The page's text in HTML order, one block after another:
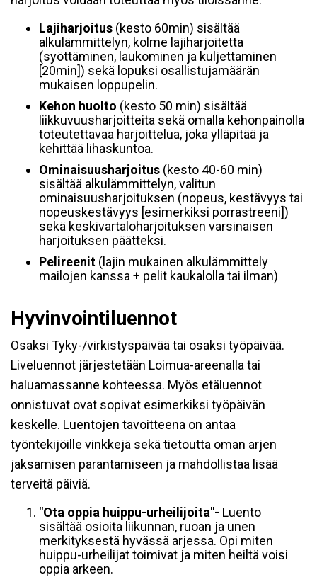
Lajiharjoitus (kesto 60min) sisältää
alkulämmittelyn, kolme lajiharjoitetta
(syöttäminen, laukominen ja kuljettaminen
[20min]) sekä lopuksi osallistujamäärän
mukaisen loppupelin.
Kehon huolto (kesto 50 min) sisältää
liikkuvuusharjoitteita sekä omalla kehonpainolla
toteutettavaa harjoittelua, joka ylläpitää ja
kehittää lihaskuntoa.
Ominaisuusharjoitus (kesto 40-60 min)
sisältää alkulämmittelyn, valitun
ominaisuusharjoituksen (nopeus, kestävyys tai
nopeuskestävyys [esimerkiksi porrastreeni])
sekä keskivartaloharjoituksen varsinaisen
harjoituksen päätteksi.
Pelireenit (lajin mukainen alkulämmittely
mailojen kanssa + pelit kaukalolla tai ilman)
Hyvinvointiluennot
Osaksi Tyky-/virkistyspäivää tai osaksi työpäivää.
Liveluennot järjestetään Loimua-areenalla tai
haluamassanne kohteessa. Myös etäluennot
onnistuvat ovat sopivat esimerkiksi työpäivän
keskelle. Luentojen tavoitteena on antaa
työntekijöille vinkkejä sekä tietoutta oman arjen
jaksamisen parantamiseen ja mahdollistaa lisää
terveitä päiviä.
"Ota oppia huippu-urheilijoita"- Luento
sisältää osioita liikunnan, ruoan ja unen
merkityksestä hyvässä arjessa. Opi miten
huippu-urheilijat toimivat ja miten heiltä voisi
oppia arkeen.